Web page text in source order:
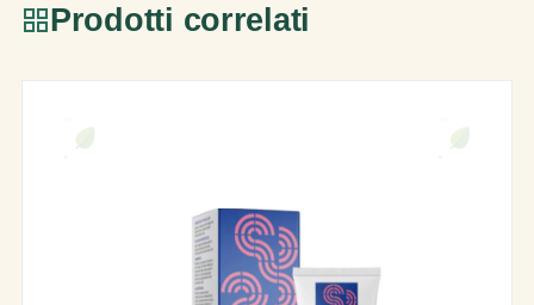
Prodotti correlati